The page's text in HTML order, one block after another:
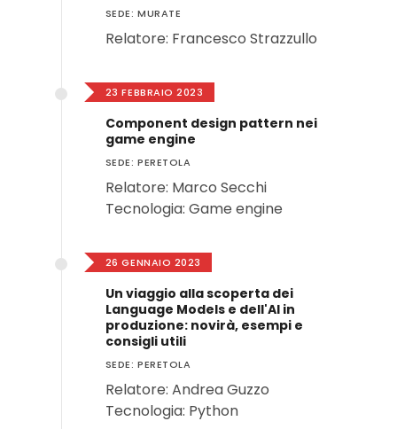
SEDE: MURATE
Relatore: Francesco Strazzullo
23 FEBBRAIO 2023
Component design pattern nei
game engine
SEDE: PERETOLA
Relatore: Marco Secchi
Tecnologia: Game engine
26 GENNAIO 2023
Un viaggio alla scoperta dei
Language Models e dell'AI in
produzione: novirà, esempi e
consigli utili
SEDE: PERETOLA
Relatore: Andrea Guzzo
Tecnologia: Python